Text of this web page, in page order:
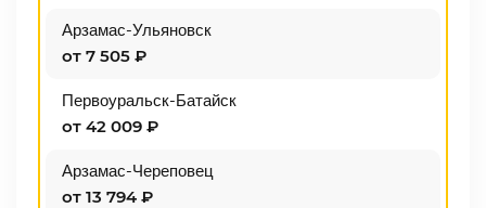
Арзамас-Ульяновск
от 7 505 ₽
Первоуральск-Батайск
от 42 009 ₽
Арзамас-Череповец
от 13 794 ₽